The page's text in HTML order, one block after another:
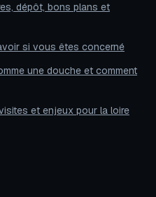
dépôt, bons plans et
si vous êtes concerné
une douche et comment
et enjeux pour la loire